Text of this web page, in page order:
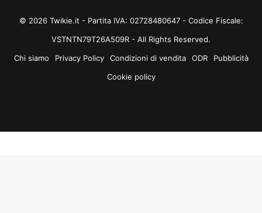
© 2026 Twikie.it - Partita IVA: 02728480647 - Codice Fiscale:
VSTNTN79T26A509R - All Rights Reserved.
Chi siamo
Privacy Policy Condizioni di vendita ODR
Pubblicità
Cookie policy
Tube